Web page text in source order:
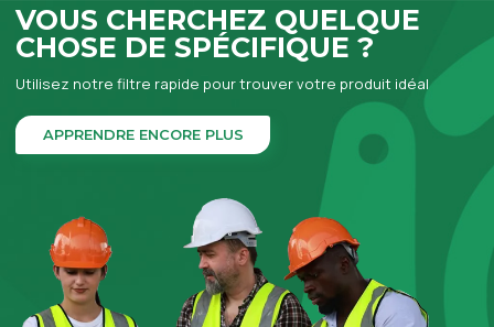
VOUS CHERCHEZ QUELQUE
CHOSE DE SPÉCIFIQUE ?
Utilisez notre filtre rapide pour trouver votre produit idéal
APPRENDRE ENCORE PLUS